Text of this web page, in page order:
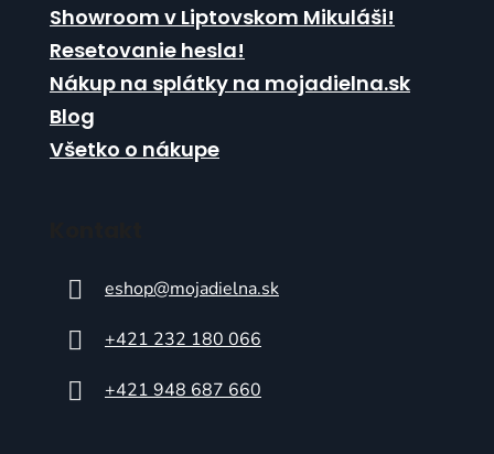
Showroom v Liptovskom Mikuláši!
Resetovanie hesla!
Nákup na splátky na mojadielna.sk
Blog
Všetko o nákupe
eshop@mojadielna.sk
+421 232 180 066
+421 948 687 660